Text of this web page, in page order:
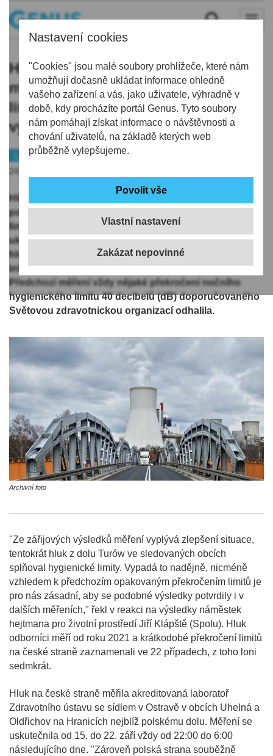
Nastavení cookies
"Cookies" jsou malé soubory prohlížeče, které nám
umožňují dočasně ukládat informace ohledně
vašeho zařízení a vás, jako uživatele, výhradně v
době, kdy procházíte portál Genus. Tyto soubory
nám pomáhají získat informace o návštěvnosti a
chování uživatelů, na základě kterých web
průběžně vylepšujeme.
Vlastní nastavení
Hluk z dolu Turów při posledních
měřeních nepřekročil hygienické
limity v Česku, hluková zátěž se
výrazně snížila
Liberecko
24.11.2025 | 18:00
Hluk z polského hnědouhelného dolu Turów při
posledních měřeních nepřekročil v Česku hygienické
limity. Třetí letošní měření ve druhé polovině září navíc
ukázala, že proti předchozímu kolu se výrazně snížila
hluková zátěž. O výsledcích měření dnes ČTK
informoval mluvčí Libereckého kraje Filip Trdla.
Předchozí měření vždy nějaké překročení nočního
hygienického limitu 40 decibelů (dB) doporučovaného
Světovou zdravotnickou organizací odhalila.
Archivní foto
"Ze zářijových výsledků měření vyplývá zlepšení situace,
tentokrát hluk z dolu Turów ve sledovaných obcích
splňoval hygienické limity. Vypadá to nadějně, nicméně
vzhledem k předchozím opakovaným překročením limitů je
pro nás zásadní, aby se podobné výsledky potvrdily i v
dalších měřeních," řekl v reakci na výsledky náměstek
hejtmana pro životní prostředí Jiří Klápště (Spolu). Hluk
odborníci měří od roku 2021 a krátkodobé překročení limitů
na české straně zaznamenali ve 22 případech, z toho loni
sedmkrát.
Hluk na české straně měřila akreditovaná laboratoř
Zdravotního ústavu se sídlem v Ostravě v obcích Uhelná a
Oldřichov na Hranicích nejblíž polskému dolu. Měření se
uskutečnila od 15. do 22. září vždy od 22:00 do 6:00
následujícího dne. "Zároveň polská strana souběžně